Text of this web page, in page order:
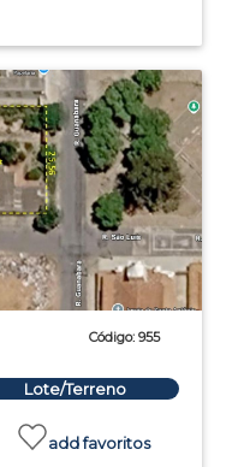
Código: 955
Lote/Terreno
add favoritos